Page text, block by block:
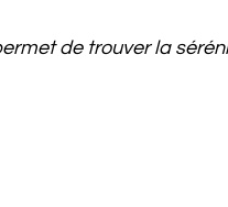
de trouver la